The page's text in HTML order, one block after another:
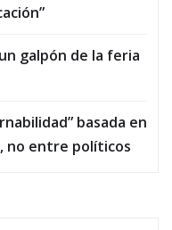
galpón de la feria
basada en
no entre políticos